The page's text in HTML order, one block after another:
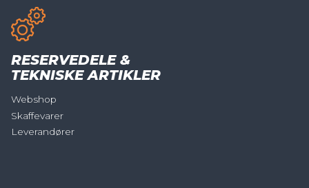
RESERVEDELE &
TEKNISKE ARTIKLER
Webshop
Skaffevarer
Leverandører